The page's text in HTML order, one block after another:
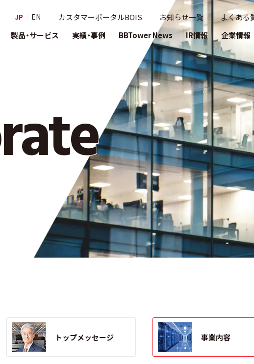
ドタワー
「5G」時代を牽引するブロードバンドタワー
JP EN カスタマーポータルBOIS お知らせ一覧
よくある
製品・サービス
実績・事例 BBTower News IR情報 企業情報
トップメッセージ 事業内容